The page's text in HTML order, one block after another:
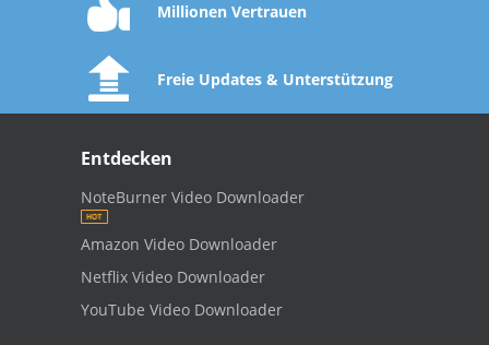
Millionen Vertrauen
Freie Updates & Unterstützung
Entdecken
NoteBurner Video Downloader
Amazon Video Downloader
Netflix Video Downloader
YouTube Video Downloader